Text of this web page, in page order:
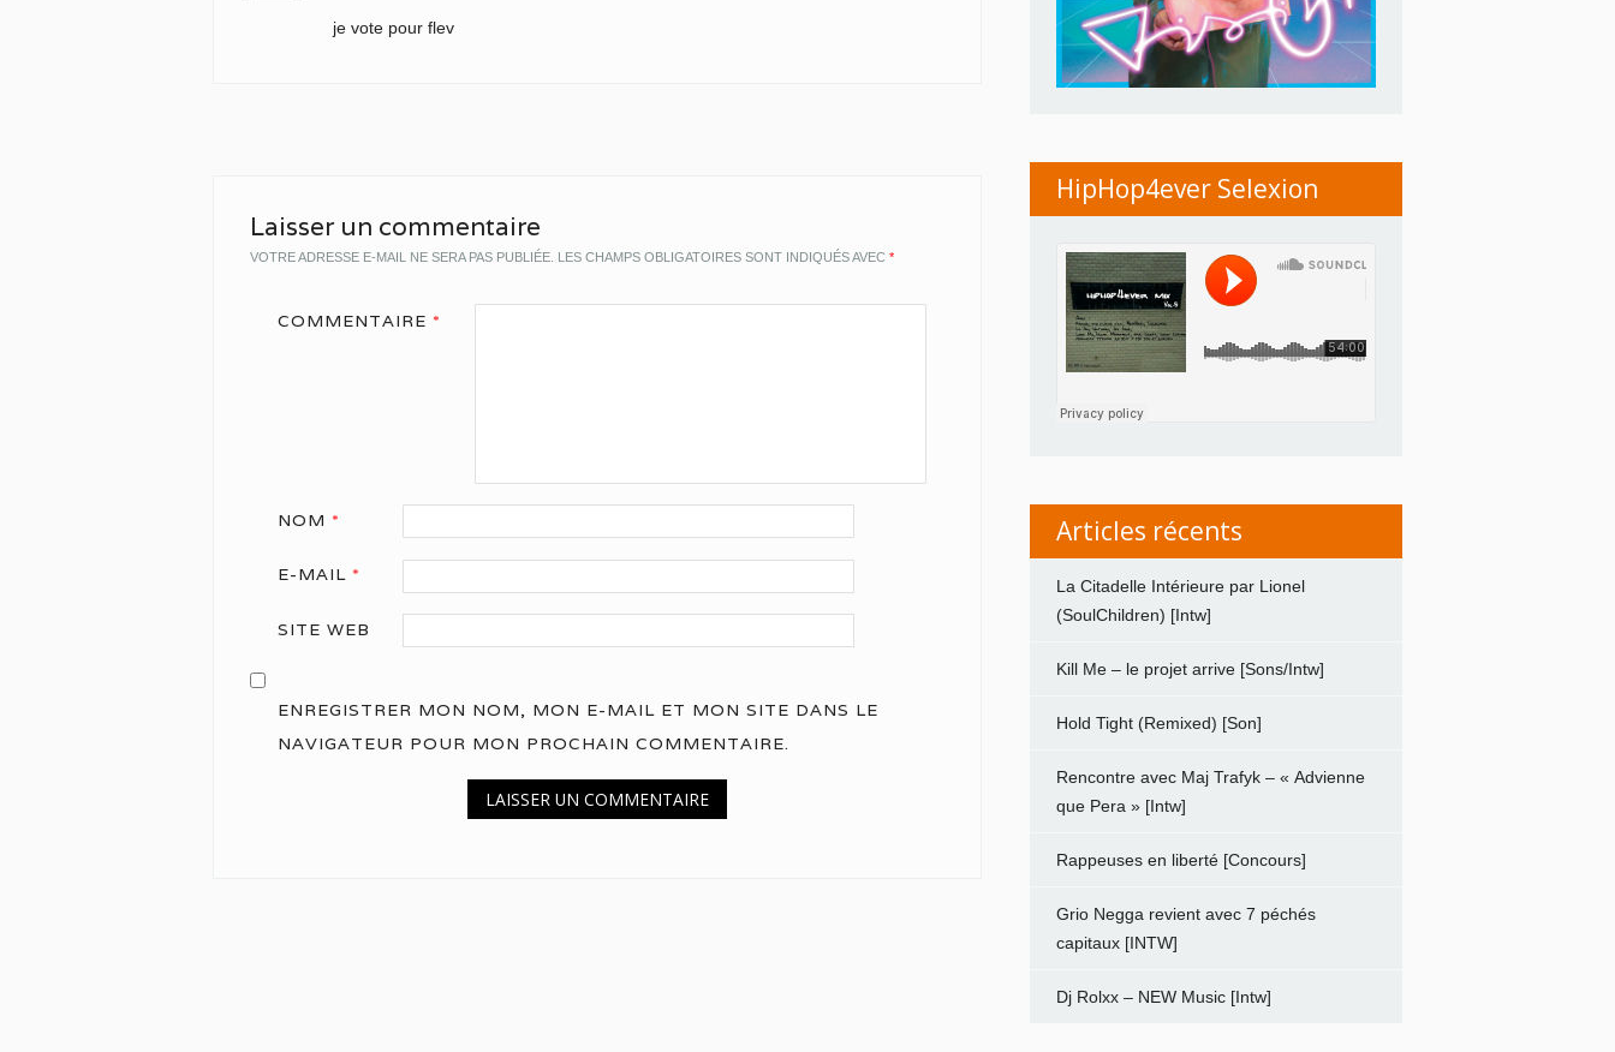
je vote pour flev
Laisser un commentaire
VOTRE ADRESSE E-MAIL NE SERA PAS PUBLIÉE. LES CHAMPS OBLIGATOIRES SONT INDIQUÉS AVEC *
COMMENTAIRE *
NOM *
E-MAIL *
SITE WEB
ENREGISTRER MON NOM, MON E-MAIL ET MON SITE DANS LE
NAVIGATEUR POUR MON PROCHAIN COMMENTAIRE.
HipHop4ever Selexion
Articles récents
La Citadelle Intérieure par Lionel
(SoulChildren) [Intw]
Kill Me – le projet arrive [Sons/Intw]
Hold Tight (Remixed) [Son]
Rencontre avec Maj Trafyk – « Advienne
que Pera » [Intw]
Rappeuses en liberté [Concours]
Grio Negga revient avec 7 péchés
capitaux [INTW]
Dj Rolxx – NEW Music [Intw]